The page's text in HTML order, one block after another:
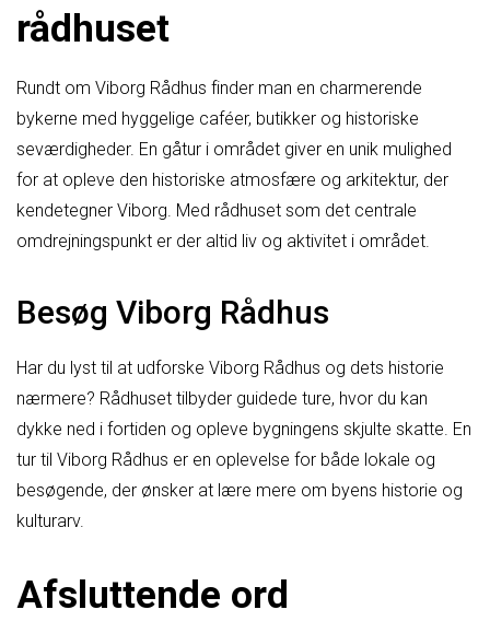
rådhuset
Rundt om Viborg Rådhus finder man en charmerende
bykerne med hyggelige caféer, butikker og historiske
seværdigheder. En gåtur i området giver en unik mulighed
for at opleve den historiske atmosfære og arkitektur, der
kendetegner Viborg. Med rådhuset som det centrale
omdrejningspunkt er der altid liv og aktivitet i området.
Besøg Viborg Rådhus
Har du lyst til at udforske Viborg Rådhus og dets historie
nærmere? Rådhuset tilbyder guidede ture, hvor du kan
dykke ned i fortiden og opleve bygningens skjulte skatte. En
tur til Viborg Rådhus er en oplevelse for både lokale og
besøgende, der ønsker at lære mere om byens historie og
kulturarv.
Afsluttende ord